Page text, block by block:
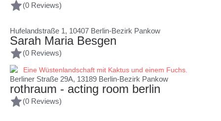
(0 Reviews)
Hufelandstraße 1, 10407 Berlin-Bezirk Pankow
Sarah Maria Besgen
(0 Reviews)
Berliner Straße 29A, 13189 Berlin-Bezirk Pankow
rothraum - acting room berlin
(0 Reviews)